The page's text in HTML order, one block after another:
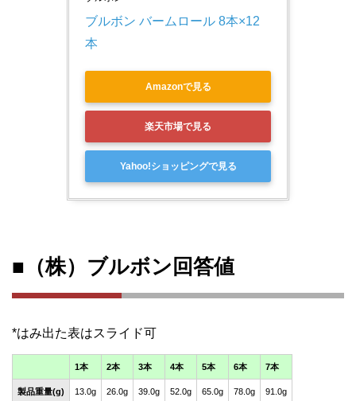
ブルボン バームロール 8本×12
本
Amazonで見る
楽天市場で見る
Yahoo!ショッピングで見る
■（株）ブルボン回答値
1本 2本 3本 4本 5本 6本 7本
製品重量(g) 13.0g 26.0g 39.0g 52.0g 65.0g 78.0g 91.0g